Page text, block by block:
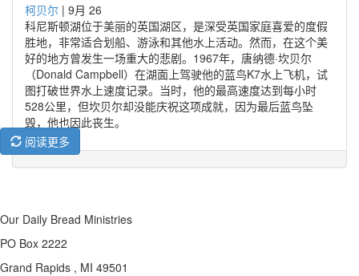
柯贝尔 | 9月 26
科尼斯顿湖位于美丽的英国湖区，是深受英国家庭喜爱的度假
胜地，非常适合划船、游泳和其他水上活动。然而，在这个美
好的地方曾发生一场重大的悲剧。1967年，唐纳德·坎贝尔
（Donald Campbell）在湖面上驾驶他的蓝鸟K7水上飞机，试
图打破世界水上速度记录。当时，他的最高速度达到每小时
528公里，但坎贝尔却没能庆祝这项成就，因为最后蓝鸟坠
毁，他也因此丧生。
阅读更多
Our Daily Bread Ministries
PO Box 2222
Grand Rapids , MI 49501